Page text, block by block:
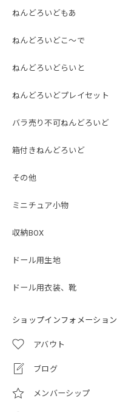
ねんどろいどもあ
ねんどろいどこ～で
ねんどろいどらいと
ねんどろいどプレイセット
バラ売り不可ねんどろいど
箱付きねんどろいど
その他
ミニチュア小物
収納BOX
ドール用生地
ドール用衣装、靴
ショップインフォメーション
アバウト
ブログ
メンバーシップ